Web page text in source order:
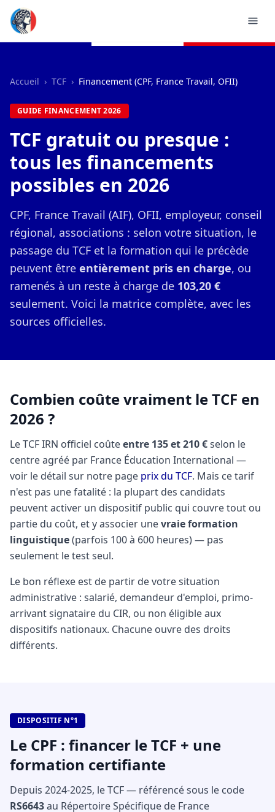
Accueil › TCF › Financement (CPF, France Travail, OFII)
GUIDE FINANCEMENT 2026
TCF gratuit ou presque :
tous les financements
possibles en 2026
CPF, France Travail (AIF), OFII, employeur, conseil
régional, associations : selon votre situation, le
passage du TCF et la formation qui le précède
peuvent être entièrement pris en charge, ou
ramenés à un reste à charge de 103,20 €
seulement. Voici la matrice complète, avec les
sources officielles.
Combien coûte vraiment le TCF en
2026 ?
Le TCF IRN officiel coûteentre 135 et 210 €selon le
centre agréé par France Éducation International —
voir le détail sur notre page prix du TCF. Mais ce tarif
n'est pas une fatalité : la plupart des candidats
peuvent activer un dispositif public qui couvre tout ou
partie du coût, et y associer unevraie formation
linguistique(parfois 100 à 600 heures) — pas
seulement le test seul.
Le bon réflexe est de partir de votre situation
administrative : salarié, demandeur d'emploi, primo-
arrivant signataire du CIR, ou non éligible aux
dispositifs nationaux. Chacune ouvre des droits
différents.
DISPOSITIF N°1
Le CPF : financer le TCF + une
formation certifiante
Depuis 2024-2025, le TCF — référencé sous le code
RS6643au Répertoire Spécifique de France